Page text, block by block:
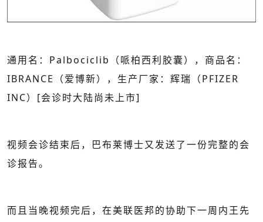
通用名：Palbociclib（哌柏西利胶囊），商品名：
IBRANCE（爱博新），生产厂家：辉瑞（PFIZER
INC）[会诊时大陆尚未上市]
视频会诊结束后，巴布莱博士又发送了一份完整的会
诊报告。
而且当晚视频完后，在美联医邦的协助下一周内王先